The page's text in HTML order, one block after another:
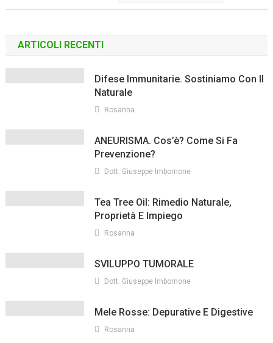
ARTICOLI RECENTI
Difese Immunitarie. Sostiniamo Con Il
Naturale
Rosanna
ANEURISMA. Cos’è? Come Si Fa
Prevenzione?
Dott. Giuseppe Imbornone
Tea Tree Oil: Rimedio Naturale,
Proprietà E Impiego
Rosanna
SVILUPPO TUMORALE
Dott. Giuseppe Imbornone
Mele Rosse: Depurative E Digestive
Rosanna